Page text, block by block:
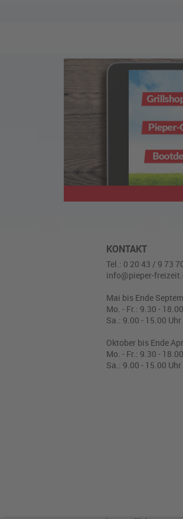
KONTAKT
Tel.: 0 20 43 / 9 73
info@pieper-
Mai bis Ende
Mo. - Fr.: 9.30 -
Sa.: 9.00 - 15.00 Uhr
Oktober bis Ende
Mo. - Fr.: 9.30 -
Sa.: 9.00 - 15.00 Uhr